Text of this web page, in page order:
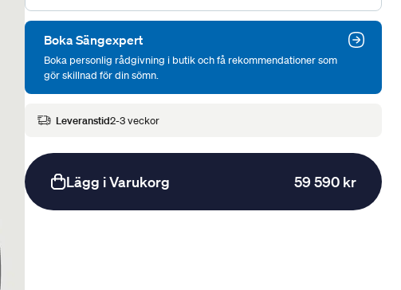
Boka Sängexpert
Boka personlig rådgivning i butik och få rekommendationer som
gör skillnad för din sömn.
Leveranstid2-3 veckor
Lägg i Varukorg 59 590 kr